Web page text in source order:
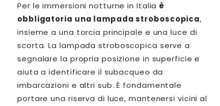
Per le immersioni notturne in Italiaè
obbligatoria una lampada stroboscopica,
insieme a una torcia principale e una luce di
scorta.La lampada stroboscopica serve a
segnalare la propria posizione in superficie e
aiuta a identificare il subacqueo da
imbarcazioni e altri sub.È fondamentale
portare una riserva di luce, mantenersi vicini al